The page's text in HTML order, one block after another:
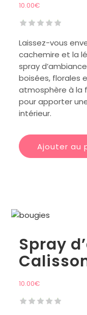
10.00€
Laissez-vous
cachemire et la
spray
boisées, florales
atmosphère à la
pour apporter
intérieur.
Ajouter au
Spray
10.00€